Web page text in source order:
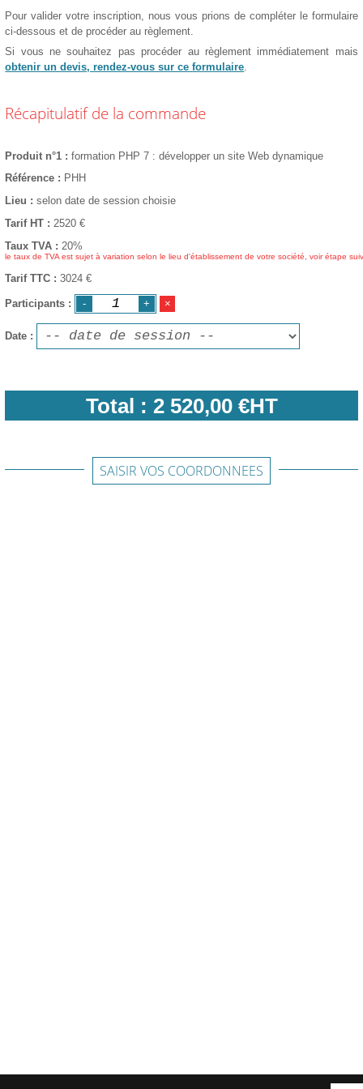
Pour valider votre inscription, nous vous prions de compléter le formulaire
ci-dessous et de procéder au règlement.
Si vous ne souhaitez pas procéder au règlement immédiatement mais
obtenir un devis, rendez-vous sur ce formulaire
Récapitulatif de la commande
Produit n°1
formation PHP 7 : développer un site Web dynamique
Référence
PHH
Lieu
selon date de session choisie
Tarif HT
2520 €
Taux TVA
20%
le taux de TVA est sujet à variation selon le lieu d'établissement de votre société, voir étape
Tarif TTC 3024 €
Participants
Date
Total : 2 520,00 €HT
SAISIR VOS COORDONNEES